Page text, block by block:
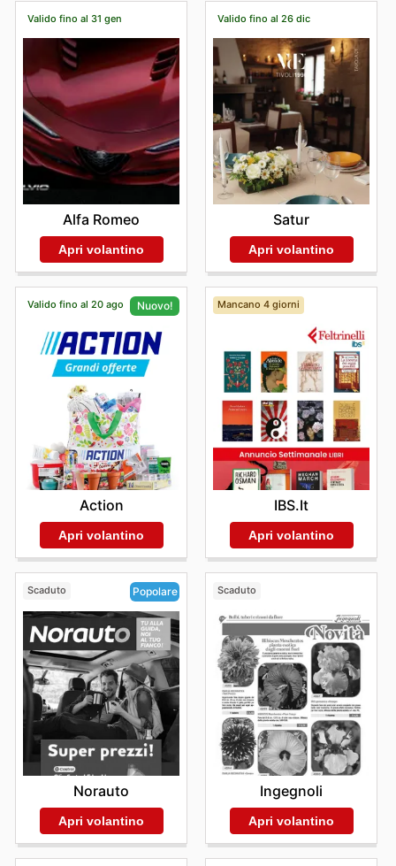
Liberazione. Naviga comodamente i volantini e le
brochure sul nostro sito per pianificare i tuoi acquisti e
non perdere nemmeno un'occasione di risparmio nei
negozi Beps.
Valido fino al 31 gen
Alfa Romeo
Apri volantino
Valido fino al 26 dic
Satur
Apri volantino
Valido fino al 20 ago Nuovo!
Action
Apri volantino
Mancano 4 giorni
IBS.it
Apri volantino
Scaduto Popolare
Norauto
Apri volantino
Scaduto
Ingegnoli
Apri volantino